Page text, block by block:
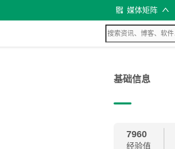
媒体矩阵
基础信息
7960
经验值